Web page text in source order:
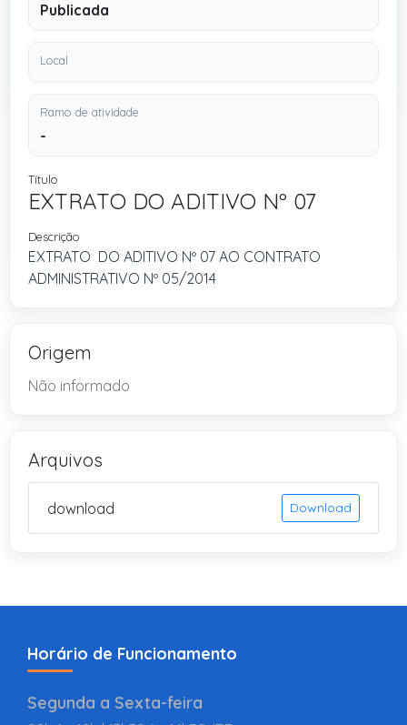
Publicada
Local
Ramo de atividade
-
Título
EXTRATO DO ADITIVO Nº 07
Descrição
EXTRATO DO ADITIVO Nº 07 AO CONTRATO
ADMINISTRATIVO Nº 05/2014
Origem
Não informado
Arquivos
download Download
Horário de Funcionamento
Segunda a Sexta-feira